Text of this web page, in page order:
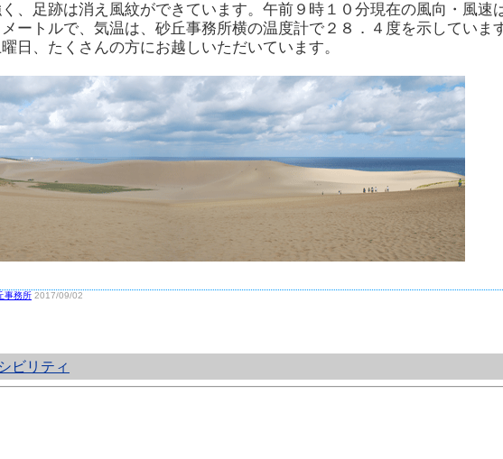
、足跡は消え風紋ができています。午前９時１０分現在の風向・風速
メートルで、気温は、砂丘事務所横の温度計で２８．４度を示していま
日、たくさんの方にお越しいただいています。
事務所 2017/09/02
ビリティ